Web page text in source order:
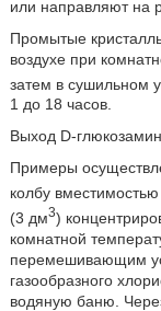
или направляют на
Промытые
воздухе при
затем в сушильном
1 до 18 часов.
Выход D-
Примеры
колбу
(3 дм3)
комнатной
перемешивающим
газообразного
водяную баню.